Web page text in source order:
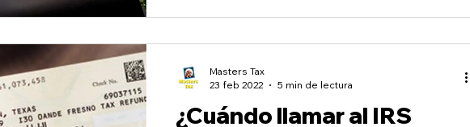
¿Cuándo llamar al IRS
Masters Tax
23 feb 2022
5 min de lectura